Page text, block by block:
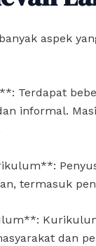
aspek
Terdapat
informal.
termasuk
dan